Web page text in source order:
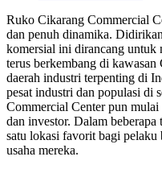
Ruko Cikarang Commercial
dan penuh dinamika.
komersial ini dirancang untuk
terus berkembang di kawasan
daerah industri terpenting di
pesat industri dan populasi di
Commercial Center pun mulai
dan investor. Dalam
satu lokasi favorit bagi pelaku
usaha mereka.